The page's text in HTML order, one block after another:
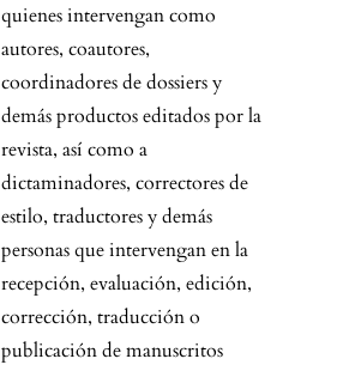
quienes intervengan como
autores, coautores,
coordinadores de dossiers y
demás productos editados por la
revista, así como a
dictaminadores, correctores de
estilo, traductores y demás
personas que intervengan en la
recepción, evaluación, edición,
corrección, traducción o
publicación de manuscritos